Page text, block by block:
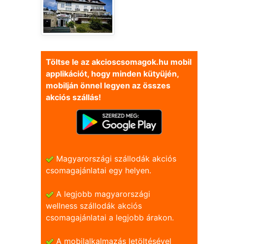
Töltse le az akcioscsomagok.hu mobil
applikációt, hogy minden kütyüjén,
mobilján önnel legyen az összes
akciós szállás!
Magyarországi szállodák akciós
csomagajánlatai egy helyen.
A legjobb magyarországi
wellness szállodák akciós
csomagajánlatai a legjobb árakon.
A mobilalkalmazás letöltésével